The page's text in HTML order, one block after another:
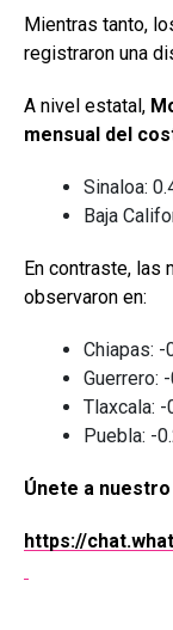
Mientras tanto,
registraron una
A nivel estatal,
mensual del
Sinaloa:
Baja
En contraste, las
observaron en:
Chiapas: -
Guerrero:
Tlaxcala: -
Puebla: -
Únete a
https://